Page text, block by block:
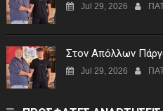
Jul 29, 2026
Στον Απόλλων
Jul 29, 2026